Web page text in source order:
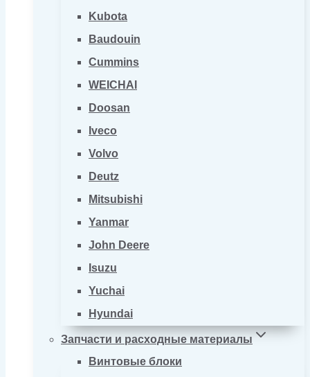
Kubota
Baudouin
Cummins
WEICHAI
Doosan
Iveco
Volvo
Deutz
Mitsubishi
Yanmar
John Deere
Isuzu
Yuchai
Hyundai
Запчасти и расходные материалы
Винтовые блоки